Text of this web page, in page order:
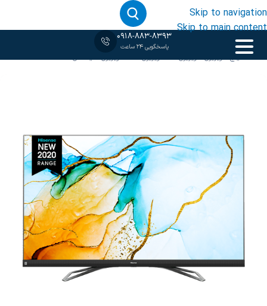
Skip to navigation
Skip to main content
0918-883-8393
پاسخگویی 24 ساعت
خانه‹55 اینچ /تلویزیون/تلویزیون 4K /تلویزیون LED /تلویزیون هایسنس